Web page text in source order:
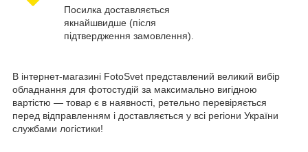
Посилка доставляється
якнайшвидше (після
підтвердження замовлення).
В інтернет-магазині FotoSvet представлений великий вибір
обладнання для фотостудій за максимально вигідною
вартістю — товар є в наявності, ретельно перевіряється
перед відправленням і доставляється у всі регіони України
службами логістики!